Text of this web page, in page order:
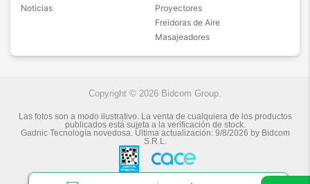
Noticias
Proyectores
Freidoras de Aire
Masajeadores
Copyright © 2026 Bidcom Group.
Las fotos son a modo ilustrativo. La venta de cualquiera de los productos
publicados está sujeta a la verificación de stock.
Gadnic Tecnología novedosa.Última actualización: 9/8/2026 by Bidcom
S.R.L.